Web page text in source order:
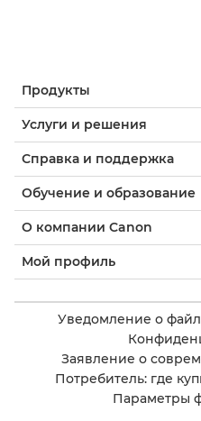
Продукты
Услуги и решения
Справка и поддержка
Обучение и образование
О компании Canon
Мой профиль
Уведомление о
Заявление о
Потребитель: где
Параметры